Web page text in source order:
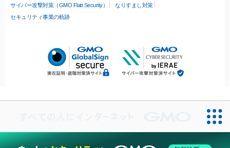
サイバー攻撃対策（GMO Flatt Security）
なりすまし対策
セキュリティ事業の軌跡